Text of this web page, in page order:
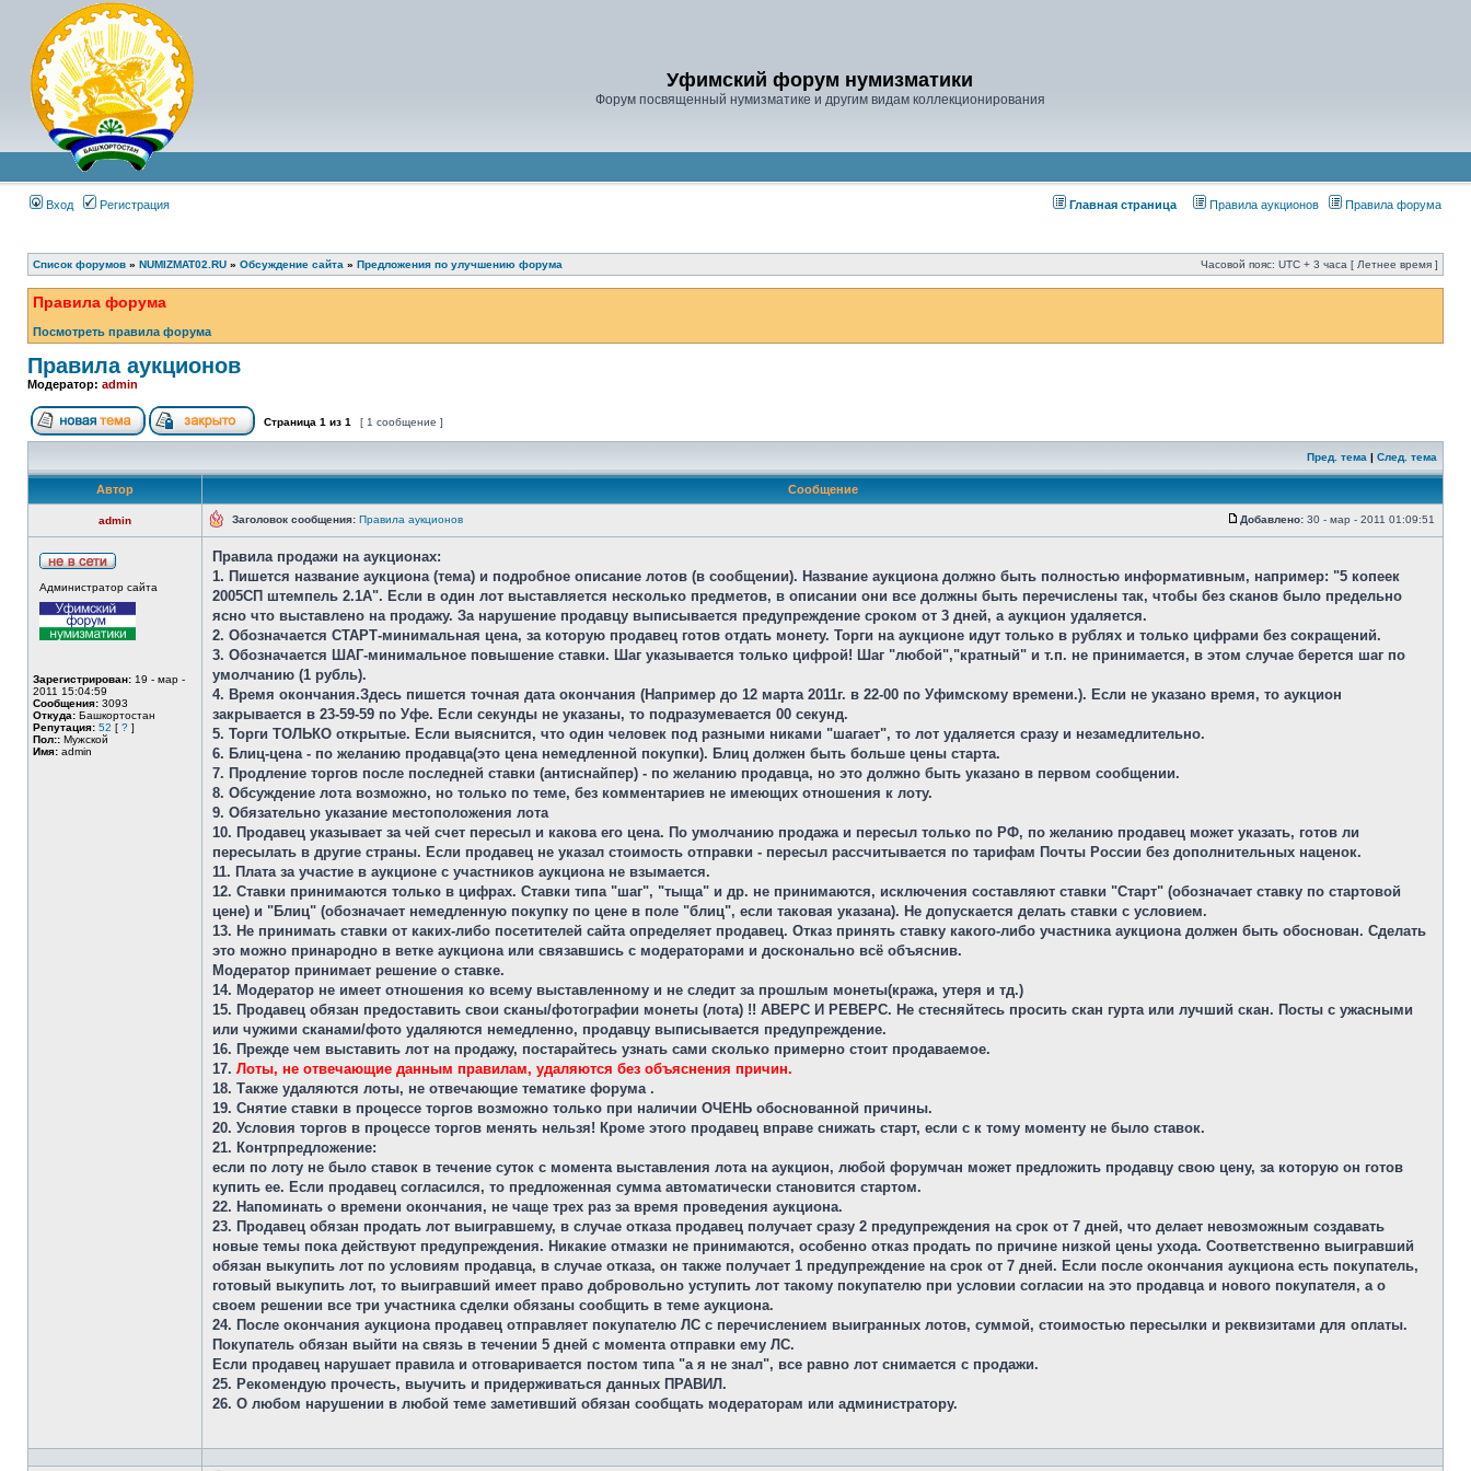
Уфимский форум нумизматики
Форум посвященный нумизматике и другим видам коллекционирования
Вход Регистрация Главная страница Правила аукционов Правила форума
Список форумов » NUMIZMAT02.RU » Обсуждение сайта » Предложения по улучшению форума Часовой пояс: UTC + 3 часа [ Летнее время ]
Правила форума
Посмотреть правила форума
Правила аукционов
Модератор: admin
Страница 1 из 1 [ 1 сообщение ]
Пред. тема | След. тема
Автор Сообщение
admin Заголовок сообщения: Правила аукционов Добавлено: 30 - мар - 2011 01:09:51
Администратор сайта
Зарегистрирован: 19 - мар -
2011 15:04:59
Сообщения: 3093
Откуда: Башкортостан
Репутация: 52 [ ? ]
Пол:: Мужской
Имя: admin
Правила продажи на аукционах:
1. Пишется название аукциона (тема) и подробное описание лотов (в сообщении). Название аукциона должно быть полностью информативным, например: "5 копеек
2005СП штемпель 2.1А". Если в один лот выставляется несколько предметов, в описании они все должны быть перечислены так, чтобы без сканов было предельно
ясно что выставлено на продажу. За нарушение продавцу выписывается предупреждение сроком от 3 дней, а аукцион удаляется.
2. Обозначается СТАРТ-минимальная цена, за которую продавец готов отдать монету. Торги на аукционе идут только в рублях и только цифрами без сокращений.
3. Обозначается ШАГ-минимальное повышение ставки. Шаг указывается только цифрой! Шаг "любой","кратный" и т.п. не принимается, в этом случае берется шаг по
умолчанию (1 рубль).
4. Время окончания.Здесь пишется точная дата окончания (Например до 12 марта 2011г. в 22-00 по Уфимскому времени.). Если не указано время, то аукцион
закрывается в 23-59-59 по Уфе. Если секунды не указаны, то подразумевается 00 секунд.
5. Торги ТОЛЬКО открытые. Если выяснится, что один человек под разными никами "шагает", то лот удаляется сразу и незамедлительно.
6. Блиц-цена - по желанию продавца(это цена немедленной покупки). Блиц должен быть больше цены старта.
7. Продление торгов после последней ставки (антиснайпер) - по желанию продавца, но это должно быть указано в первом сообщении.
8. Обсуждение лота возможно, но только по теме, без комментариев не имеющих отношения к лоту.
9. Обязательно указание местоположения лота
10. Продавец указывает за чей счет пересыл и какова его цена. По умолчанию продажа и пересыл только по РФ, по желанию продавец может указать, готов ли
пересылать в другие страны. Если продавец не указал стоимость отправки - пересыл рассчитывается по тарифам Почты России без дополнительных наценок.
11. Плата за участие в аукционе с участников аукциона не взымается.
12. Ставки принимаются только в цифрах. Ставки типа "шаг", "тыща" и др. не принимаются, исключения составляют ставки "Старт" (обозначает ставку по стартовой
цене) и "Блиц" (обозначает немедленную покупку по цене в поле "блиц", если таковая указана). Не допускается делать ставки с условием.
13. Не принимать ставки от каких-либо посетителей сайта определяет продавец. Отказ принять ставку какого-либо участника аукциона должен быть обоснован. Сделать
это можно принародно в ветке аукциона или связавшись с модераторами и досконально всё объяснив.
Модератор принимает решение о ставке.
14. Модератор не имеет отношения ко всему выставленному и не следит за прошлым монеты(кража, утеря и тд.)
15. Продавец обязан предоставить свои сканы/фотографии монеты (лота) !! АВЕРС И РЕВЕРС. Не стесняйтесь просить скан гурта или лучший скан. Посты с ужасными
или чужими сканами/фото удаляются немедленно, продавцу выписывается предупреждение.
16. Прежде чем выставить лот на продажу, постарайтесь узнать сами сколько примерно стоит продаваемое.
17. Лоты, не отвечающие данным правилам, удаляются без объяснения причин.
18. Также удаляются лоты, не отвечающие тематике форума .
19. Снятие ставки в процессе торгов возможно только при наличии ОЧЕНЬ обоснованной причины.
20. Условия торгов в процессе торгов менять нельзя! Кроме этого продавец вправе снижать старт, если с к тому моменту не было ставок.
21. Контрпредложение:
если по лоту не было ставок в течение суток с момента выставления лота на аукцион, любой форумчан может предложить продавцу свою цену, за которую он готов
купить ее. Если продавец согласился, то предложенная сумма автоматически становится стартом.
22. Напоминать о времени окончания, не чаще трех раз за время проведения аукциона.
23. Продавец обязан продать лот выигравшему, в случае отказа продавец получает сразу 2 предупреждения на срок от 7 дней, что делает невозможным создавать
новые темы пока действуют предупреждения. Никакие отмазки не принимаются, особенно отказ продать по причине низкой цены ухода. Соответственно выигравший
обязан выкупить лот по условиям продавца, в случае отказа, он также получает 1 предупреждение на срок от 7 дней. Если после окончания аукциона есть покупатель,
готовый выкупить лот, то выигравший имеет право добровольно уступить лот такому покупателю при условии согласии на это продавца и нового покупателя, а о
своем решении все три участника сделки обязаны сообщить в теме аукциона.
24. После окончания аукциона продавец отправляет покупателю ЛС с перечислением выигранных лотов, суммой, стоимостью пересылки и реквизитами для оплаты.
Покупатель обязан выйти на связь в течении 5 дней с момента отправки ему ЛС.
Если продавец нарушает правила и отговаривается постом типа "а я не знал", все равно лот снимается с продажи.
25. Рекомендую прочесть, выучить и придерживаться данных ПРАВИЛ.
26. О любом нарушении в любой теме заметивший обязан сообщать модераторам или администратору.